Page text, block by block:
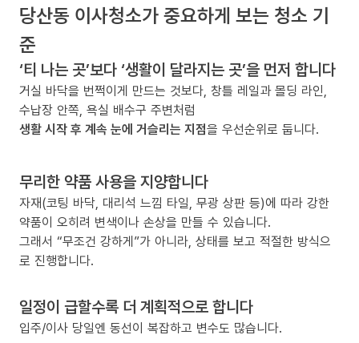
당산동 이사청소가 중요하게 보는 청소 기
준
‘티 나는 곳’보다 ‘생활이 달라지는 곳’을 먼저 합니다
거실 바닥을 번쩍이게 만드는 것보다, 창틀 레일과 몰딩 라인,
수납장 안쪽, 욕실 배수구 주변처럼
생활 시작 후 계속 눈에 거슬리는 지점을 우선순위로 둡니다.
무리한 약품 사용을 지양합니다
자재(코팅 바닥, 대리석 느낌 타일, 무광 상판 등)에 따라 강한
약품이 오히려 변색이나 손상을 만들 수 있습니다.
그래서 “무조건 강하게”가 아니라, 상태를 보고 적절한 방식으
로 진행합니다.
일정이 급할수록 더 계획적으로 합니다
입주/이사 당일엔 동선이 복잡하고 변수도 많습니다.